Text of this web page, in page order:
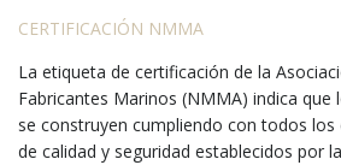
CERTIFICACIÓN NMMA
La etiqueta de certificación de la
Fabricantes Marinos (NMMA) indica
se construyen cumpliendo con todos
de calidad y seguridad establecidos por